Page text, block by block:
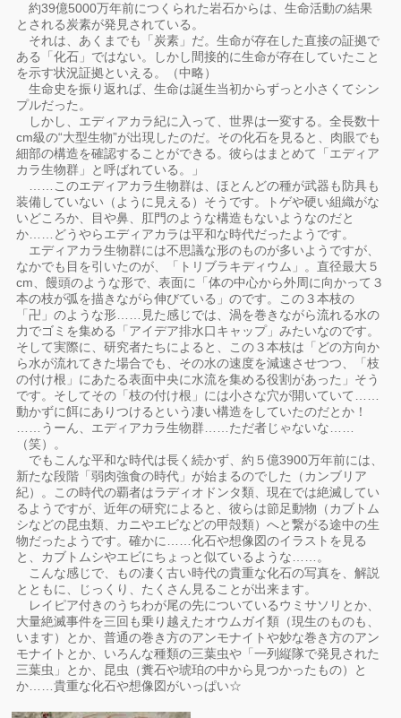
約39億5000万年前につくられた岩石からは、生命活動の結果
とされる炭素が発見されている。
それは、あくまでも「炭素」だ。生命が存在した直接の証拠で
ある「化石」ではない。しかし間接的に生命が存在していたこと
を示す状況証拠といえる。（中略）
生命史を振り返れば、生命は誕生当初からずっと小さくてシン
プルだった。
しかし、エディアカラ紀に入って、世界は一変する。全長数十
cm級の“大型生物”が出現したのだ。その化石を見ると、肉眼でも
細部の構造を確認することができる。彼らはまとめて「エディア
カラ生物群」と呼ばれている。」
……このエディアカラ生物群は、ほとんどの種が武器も防具も
装備していない（ように見える）そうです。トゲや硬い組織がな
いどころか、目や鼻、肛門のような構造もないようなのだと
か……どうやらエディアカラは平和な時代だったようです。
エディアカラ生物群には不思議な形のものが多いようですが、
なかでも目を引いたのが、「トリブラキディウム」。直径最大５
cm、饅頭のような形で、表面に「体の中心から外周に向かって３
本の枝が弧を描きながら伸びている」のです。この３本枝の
「卍」のような形……見た感じでは、渦を巻きながら流れる水の
力でゴミを集める「アイデア排水口キャップ」みたいなのです。
そして実際に、研究者たちによると、この３本枝は「どの方向か
ら水が流れてきた場合でも、その水の速度を減速させつつ、「枝
の付け根」にあたる表面中央に水流を集める役割があった」そう
です。そしてその「枝の付け根」には小さな穴が開いていて……
動かずに餌にありつけるという凄い構造をしていたのだとか！
……うーん、エディアカラ生物群……ただ者じゃないな……
（笑）。
でもこんな平和な時代は長く続かず、約５億3900万年前には、
新たな段階「弱肉強食の時代」が始まるのでした（カンブリア
紀）。この時代の覇者はラディオドンタ類、現在では絶滅してい
るようですが、近年の研究によると、彼らは節足動物（カブトム
シなどの昆虫類、カニやエビなどの甲殻類）へと繋がる途中の生
物だったようです。確かに……化石や想像図のイラストを見る
と、カブトムシやエビにちょっと似ているような……。
こんな感じで、もの凄く古い時代の貴重な化石の写真を、解説
とともに、じっくり、たくさん見ることが出来ます。
レイピア付きのうちわが尾の先についているウミサソリとか、
大量絶滅事件を三回も乗り越えたオウムガイ類（現生のものも、
います）とか、普通の巻き方のアンモナイトや妙な巻き方のアン
モナイトとか、いろんな種類の三葉虫や「一列縦隊で発見された
三葉虫」とか、昆虫（糞石や琥珀の中から見つかったもの）と
か……貴重な化石や想像図がいっぱい☆